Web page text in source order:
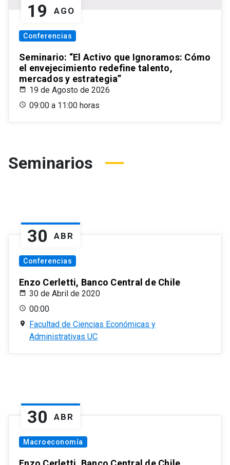
19 AGO
Conferencias
Seminario: “El Activo que Ignoramos: Cómo
el envejecimiento redefine talento,
mercados y estrategia”
19 de Agosto de 2026
09:00 a 11:00 horas
Seminarios
30 ABR
Conferencias
Enzo Cerletti, Banco Central de Chile
30 de Abril de 2020
00:00
Facultad de Ciencias Económicas y
Administrativas UC
30 ABR
Macroeconomía